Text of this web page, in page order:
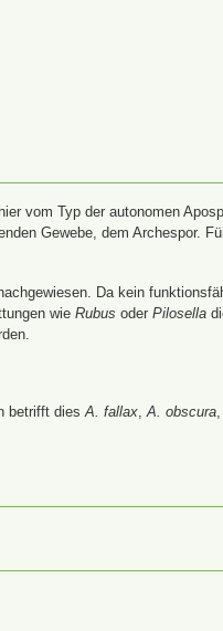
vom Typ der autonomen
Gewebe, dem Archespor.
Da kein
wie Rubus oder Pilosella
betrifft diesA. fallax,A. obscura